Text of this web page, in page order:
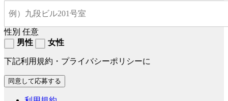
性別 任意
男性
女性
下記利用規約・プライバシーポリシーに